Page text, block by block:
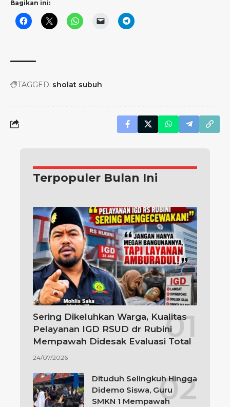
Bagikan ini:
TAGGED: sholat subuh
Terpopuler Bulan Ini
Sering Dikeluhkan Warga, Kualitas
Pelayanan IGD RSUD dr Rubini
Mempawah Didesak Evaluasi Total
24/07/2026
Dituduh Selingkuh Hingga
Didemo Siswa, Guru
SMKN 1 Mempawah